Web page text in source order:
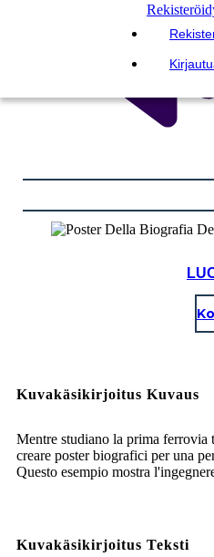
Kuvakäsikirjoitus Kuvaus
Mentre studiano la prima ferrovia
creare poster biografici per una
Questo esempio mostra
Kuvakäsikirjoitus Teksti